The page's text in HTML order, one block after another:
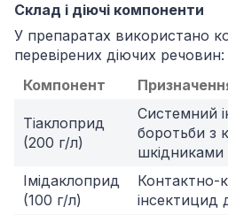
Склад і діючі компоненти
У препаратах використано
перевірених діючих речовин:
Компонент
Тіаклоприд
(200 г/л)
Системний
боротьби з
шкідниками
Імідаклоприд
(100 г/л)
Контактно-
інсектицид